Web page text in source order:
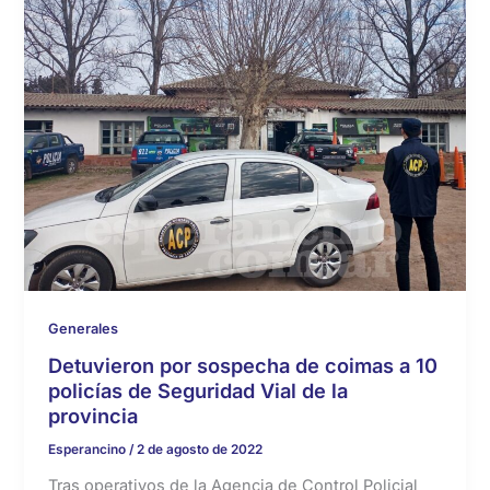
Generales
Detuvieron por sospecha de coimas a 10
policías de Seguridad Vial de la
provincia
Esperancino/2 de agosto de 2022
Tras operativos de la Agencia de Control Policial